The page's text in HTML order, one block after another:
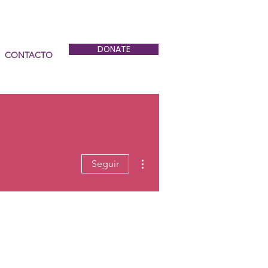
CONTACTO DONATE
Seguir